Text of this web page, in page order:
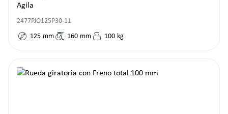
Agila
2477PJO125P30-11
125 mm 160 mm 100 kg